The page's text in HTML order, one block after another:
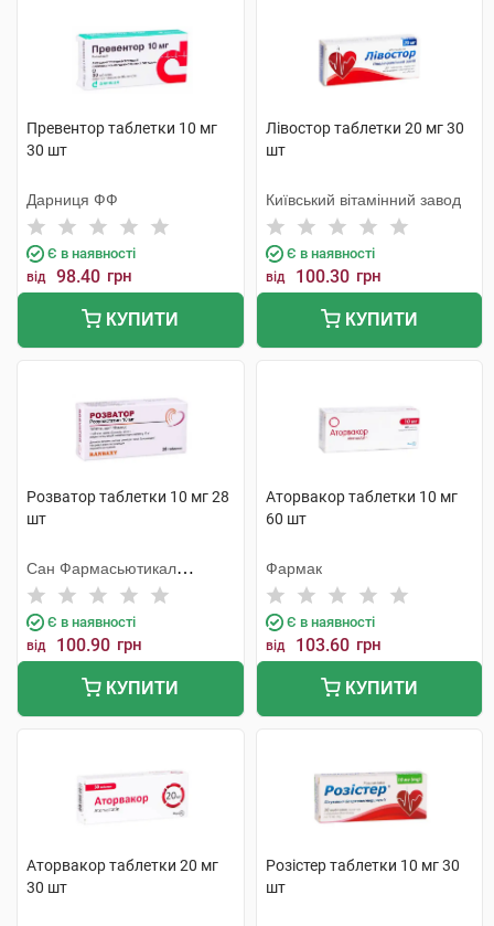
Превентор таблетки 10 мг
30 шт
Дарниця ФФ
Є в наявності
від 98.40 грн
КУПИТИ
Лівостор таблетки 20 мг 30
шт
Київський вітамінний завод
Є в наявності
від 100.30 грн
КУПИТИ
Розватор таблетки 10 мг 28
шт
Сан Фармасьютикал
Індастріз
Є в наявності
від 100.90 грн
КУПИТИ
Аторвакор таблетки 10 мг
60 шт
Фармак
Є в наявності
від 103.60 грн
КУПИТИ
Аторвакор таблетки 20 мг
30 шт
Розістер таблетки 10 мг 30
шт